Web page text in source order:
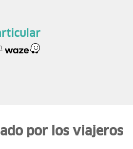
por los viajeros